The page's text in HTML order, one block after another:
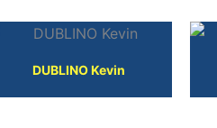
DUBLINO Kevin